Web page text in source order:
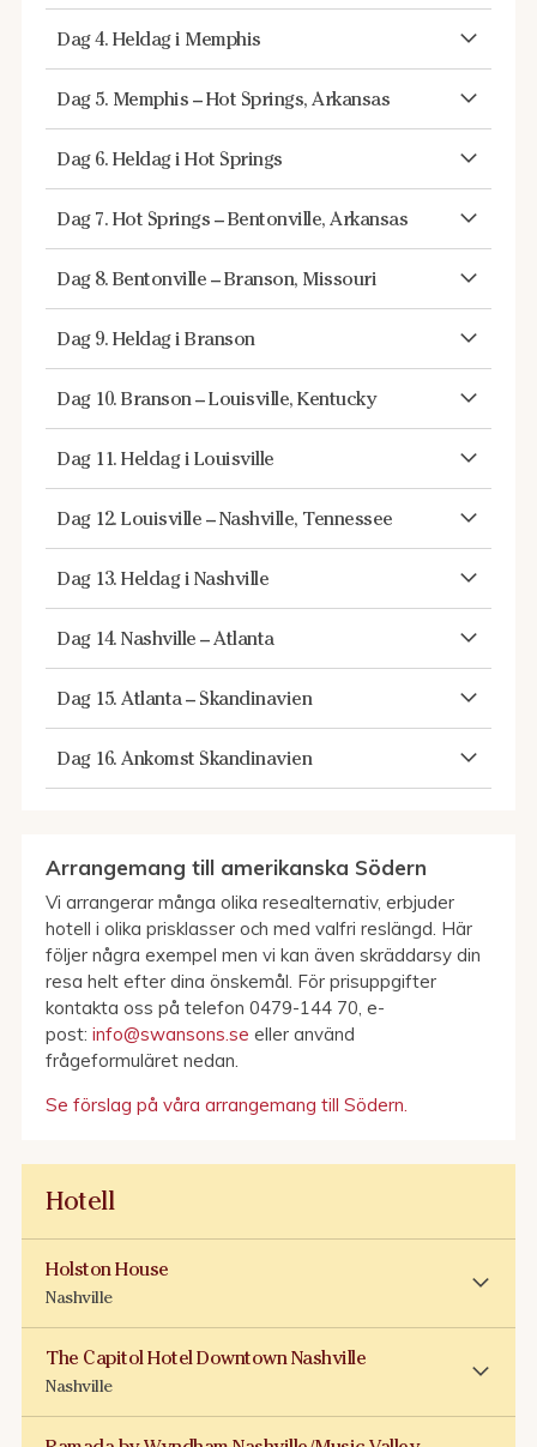
Dag 4. Heldag i Memphis
Dag 5. Memphis – Hot Springs, Arkansas
Dag 6. Heldag i Hot Springs
Dag 7. Hot Springs – Bentonville, Arkansas
Dag 8. Bentonville – Branson, Missouri
Dag 9. Heldag i Branson
Dag 10. Branson – Louisville, Kentucky
Dag 11. Heldag i Louisville
Dag 12. Louisville – Nashville, Tennessee
Dag 13. Heldag i Nashville
Dag 14. Nashville – Atlanta
Dag 15. Atlanta – Skandinavien
Dag 16. Ankomst Skandinavien
Arrangemang till amerikanska Södern
Vi arrangerar många olika resealternativ, erbjuder
hotell i olika prisklasser och med valfri reslängd. Här
följer några exempel men vi kan även skräddarsy din
resa helt efter dina önskemål. För prisuppgifter
kontakta oss på telefon 0479-144 70, e-
post: info@swansons.se eller använd
frågeformuläret nedan.
Se förslag på våra arrangemang till Södern.
Hotell
Holston House
Nashville
The Capitol Hotel Downtown Nashville
Nashville